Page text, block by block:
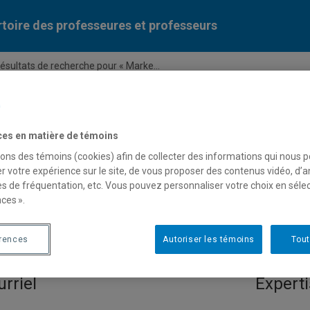
des professeures et professeurs
de recherche pour « Marke...
Liste des professeures et professeurs par
« Marketing des
en matière de témoins
des témoins (cookies) afin de collecter des informations qui nous
votre expérience sur le site, de vous proposer des contenus vidéo,
de fréquentation, etc. Vous pouvez personnaliser votre choix en
».
Autoriser les témoins